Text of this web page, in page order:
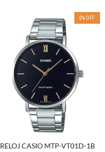
0% OFF
RELOJ CASIO MTP-VT01D-1B